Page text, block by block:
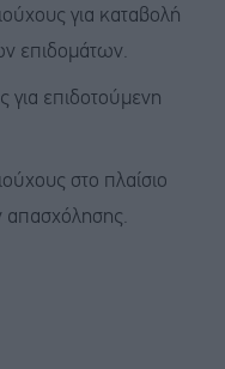
για καταβολή
επιδομάτων.
για επιδοτούμενη
στο πλαίσιο
απασχόλησης.